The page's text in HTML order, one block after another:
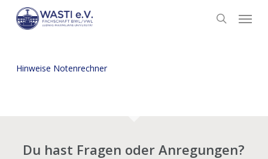
search
Menu
Hin­wei­se Notenrechner
Du hast Fragen oder Anregungen?